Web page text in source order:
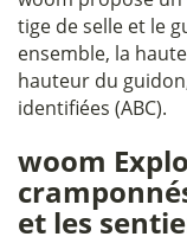
tige de selle et le
ensemble, la
hauteur du
identifiées (ABC).
woom
et les